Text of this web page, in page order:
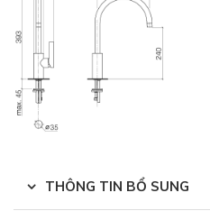
THÔNG TIN BỔ SUNG